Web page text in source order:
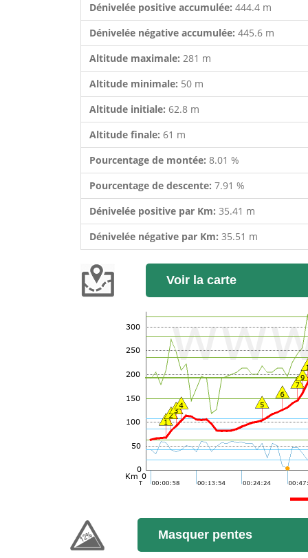
Dénivelée positive accumulée: 444.4 m
Dénivelée négative accumulée: 445.6 m
Altitude maximale: 281 m
Altitude minimale: 50 m
Altitude initiale: 62.8 m
Altitude finale: 61 m
Pourcentage de montée: 8.01 %
Pourcentage de descente: 7.91 %
Dénivelée positive par Km: 35.41 m
Dénivelée négative par Km: 35.51 m
Voir la carte
Masquer pentes